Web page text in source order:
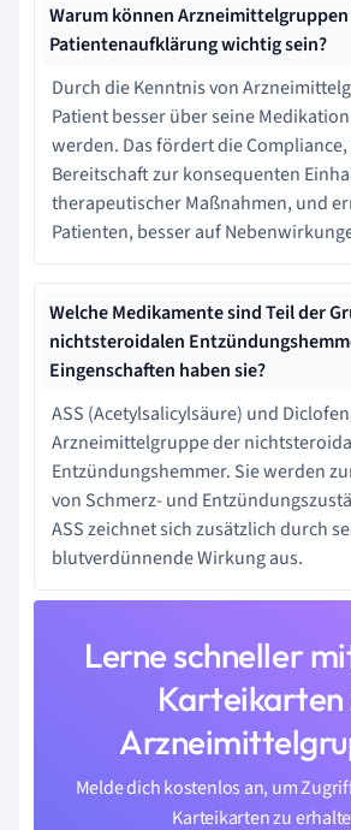
Warum können
Patientenaufklärung wichtig sein?
Durch die Kenntnis von
Patient besser über seine
werden. Das fördert die
Bereitschaft zur konsequenten
therapeutischer Maßnahmen, und
Patienten, besser auf
Welche Medikamente sind Teil der
nichtsteroidalen
Eingenschaften haben sie?
ASS (Acetylsalicylsäure) und
Arzneimittelgruppe der
Entzündungshemmer. Sie werden
von Schmerz- und
ASS zeichnet sich zusätzlich durch
blutverdünnende Wirkung aus.
Lerne schneller
Karteikarten
Melde dich kostenlos an, um
Karteikarten zu